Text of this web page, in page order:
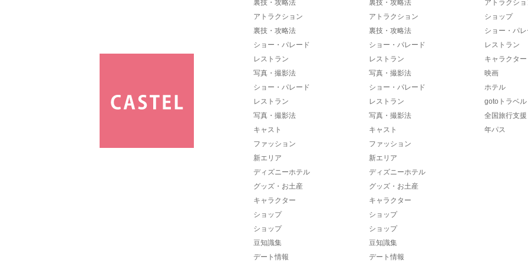
裏技・攻略法
アトラクション
裏技・攻略法
ショー・パレード
レストラン
写真・撮影法
ショー・パレード
レストラン
写真・撮影法
キャスト
ファッション
新エリア
ディズニーホテル
グッズ・お土産
キャラクター
ショップ
ショップ
豆知識集
デート情報
裏技・攻略法
アトラクション
裏技・攻略法
ショー・パレード
レストラン
写真・撮影法
ショー・パレード
レストラン
写真・撮影法
キャスト
ファッション
新エリア
ディズニーホテル
グッズ・お土産
キャラクター
ショップ
ショップ
豆知識集
デート情報
アトラクシ
ショップ
ショー・パ
レストラン
キャラクター
映画
ホテル
gotoトラベル
全国旅行支援
年パス